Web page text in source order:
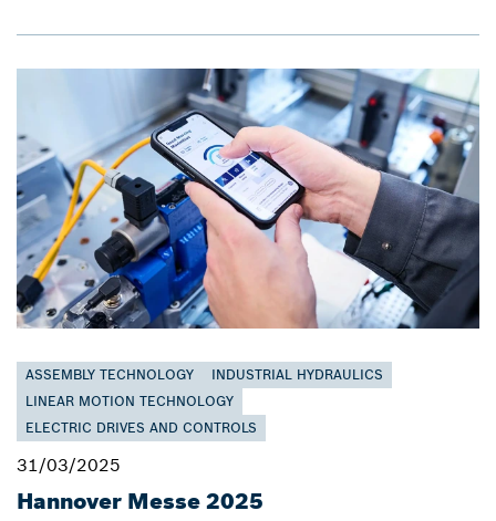
ASSEMBLY TECHNOLOGY
INDUSTRIAL HYDRAULICS
LINEAR MOTION TECHNOLOGY
ELECTRIC DRIVES AND CONTROLS
31/03/2025
Hannover Messe 2025